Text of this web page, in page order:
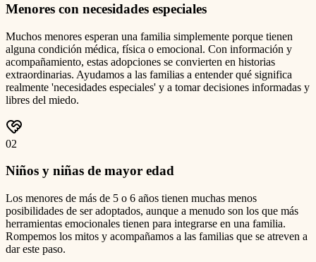
Menores con necesidades especiales
Muchos menores esperan una familia simplemente porque tienen
alguna condición médica, física o emocional. Con información y
acompañamiento, estas adopciones se convierten en historias
extraordinarias. Ayudamos a las familias a entender qué significa
realmente 'necesidades especiales' y a tomar decisiones informadas y
libres del miedo.
02
Niños y niñas de mayor edad
Los menores de más de 5 o 6 años tienen muchas menos
posibilidades de ser adoptados, aunque a menudo son los que más
herramientas emocionales tienen para integrarse en una familia.
Rompemos los mitos y acompañamos a las familias que se atreven a
dar este paso.